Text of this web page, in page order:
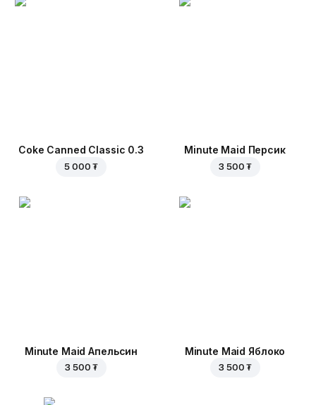
Coke Canned Classic 0.3
5 000 ₮
Minute Maid Персик
3 500 ₮
Minute Maid Апельсин
3 500 ₮
Minute Maid Яблоко
3 500 ₮